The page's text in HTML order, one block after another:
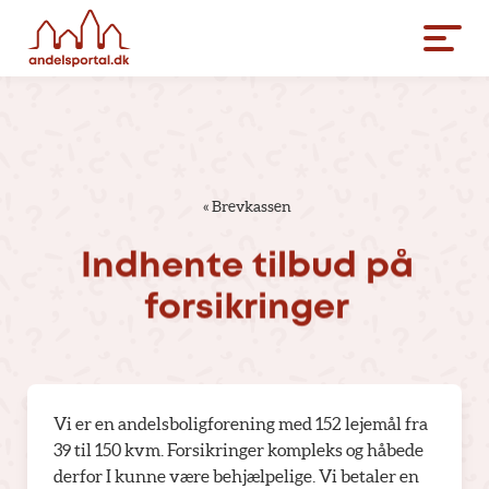
«Brevkassen
Indhente tilbud på
forsikringer
Vi er en andelsboligforening med 152 lejemål fra
39 til 150 kvm. Forsikringer kompleks og håbede
derfor I kunne være behjælpelige. Vi betaler en